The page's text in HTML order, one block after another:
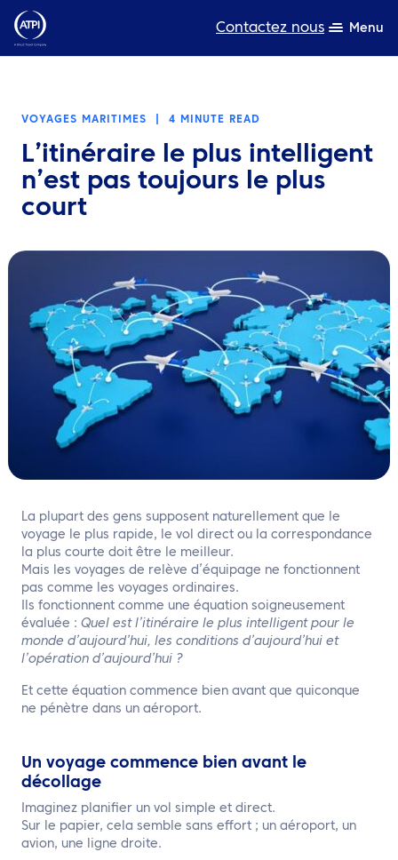
Contactez nous Menu
A propos de nous
Produits
Développement durable
TravelHub Login
Rechercher
VOYAGES MARITIMES 4 MINUTE READ
L’itinéraire le plus intelligent
n’est pas toujours le plus
court
La plupart des gens supposent naturellement que le
voyage le plus rapide, le vol direct ou la correspondance
la plus courte doit être le meilleur.
Mais les voyages de relève d’équipage ne fonctionnent
pas comme les voyages ordinaires.
Ils fonctionnent comme une équation soigneusement
évaluée : Quel est l’itinéraire le plus intelligent pour le
monde d’aujourd’hui, les conditions d’aujourd’hui et
l’opération d’aujourd’hui ?
Et cette équation commence bien avant que quiconque
ne pénètre dans un aéroport.
Un voyage commence bien avant le
décollage
Imaginez planifier un vol simple et direct.
Sur le papier, cela semble sans effort ; un aéroport, un
avion, une ligne droite.